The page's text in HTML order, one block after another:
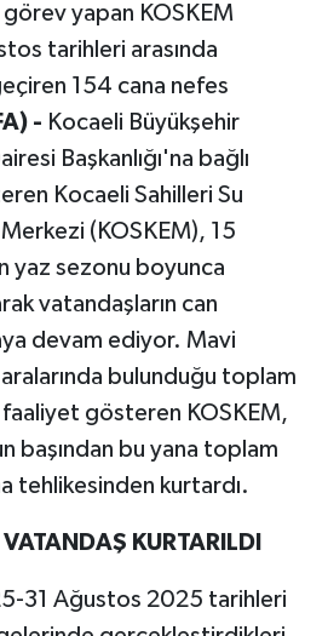
yapan KOSKEM
tarihleri arasında
154 cana nefes
- Kocaeli Büyükşehir
Başkanlığı'na bağlı
Kocaeli Sahilleri Su
(KOSKEM), 15
yaz sezonu boyunca
vatandaşların can
devam ediyor. Mavi
aralarında bulunduğu toplam
gösteren KOSKEM,
başından bu yana toplam
tehlikesinden kurtardı.
KURTARILDI
31 Ağustos 2025 tarihleri